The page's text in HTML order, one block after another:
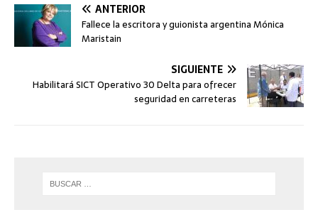
ANTERIOR
Fallece la escritora y guionista argentina Mónica
Maristain
SIGUIENTE
Habilitará SICT Operativo 30 Delta para ofrecer
seguridad en carreteras